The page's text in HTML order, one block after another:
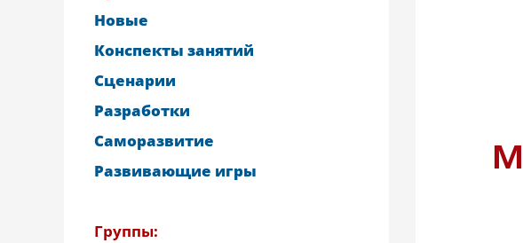
Новые
Конспекты занятий
Сценарии
Разработки
Саморазвитие
Развивающие игры
Группы: